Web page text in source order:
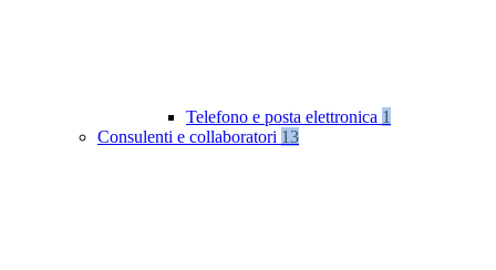
Telefono e posta elettronica 1
Consulenti e collaboratori 13